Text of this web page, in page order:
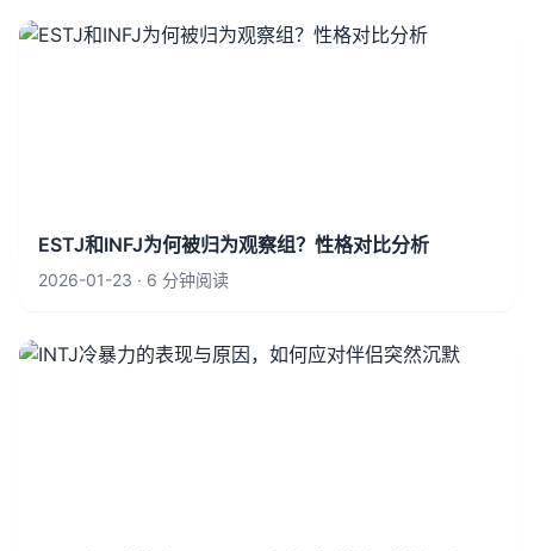
ESTJ和INFJ为何被归为观察组？性格对比分析
2026-01-23 · 6 分钟阅读